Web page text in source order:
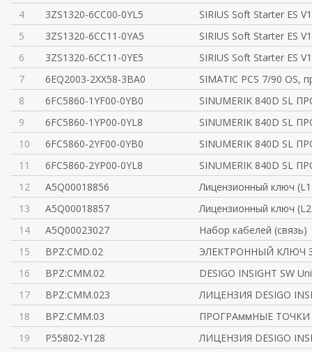
4
3ZS1320-6CC00-0YL5
SIRIUS Soft Starter ES
5
3ZS1320-6CC11-0YA5
SIRIUS Soft Starter ES
6
3ZS1320-6CC11-0YE5
SIRIUS Soft Starter ES
7
6EQ2003-2XX58-3BA0
SIMATIC PCS 7/90 OS,
8
6FC5860-1YF00-0YB0
SINUMERIK 840D SL
9
6FC5860-1YP00-0YL8
SINUMERIK 840D SL
10
6FC5860-2YF00-0YB0
SINUMERIK 840D SL
11
6FC5860-2YP00-0YL8
SINUMERIK 840D SL
12
A5Q00018856
Лицензионный ключ
13
A5Q00018857
Лицензионный ключ
14
A5Q00023027
Набор кабелей (связь)
15
BPZ:CMD.02
ЭЛЕКТРОННЫЙ КЛЮЧ
16
BPZ:CMM.02
DESIGO INSIGHT SW
17
BPZ:CMM.023
ЛИЦЕНЗИЯ DESIGO
18
BPZ:CMM.03
ПРОГРАммНЫЕ ТОЧКИ
19
P55802-Y128
ЛИЦЕНЗИЯ DESIGO